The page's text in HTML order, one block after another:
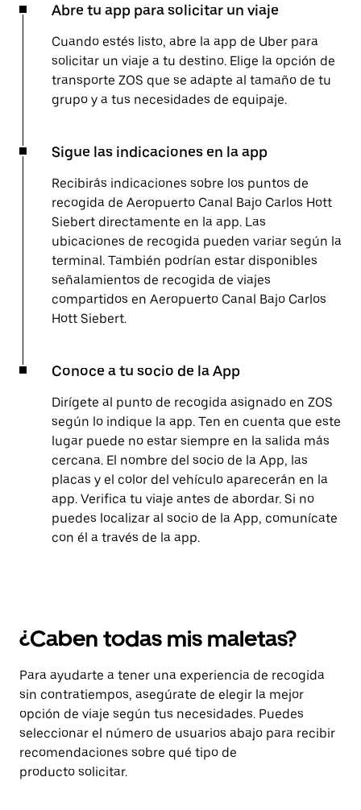
Abre tu app para solicitar un viaje
Cuando estés listo, abre la app de Uber para
solicitar un viaje a tu destino. Elige la opción de
transporte ZOS que se adapte al tamaño de tu
grupo y a tus necesidades de equipaje.
Sigue las indicaciones en la app
Recibirás indicaciones sobre los puntos de
recogida de Aeropuerto Canal Bajo Carlos Hott
Siebert directamente en la app. Las
ubicaciones de recogida pueden variar según la
terminal. También podrían estar disponibles
señalamientos de recogida de viajes
compartidos en Aeropuerto Canal Bajo Carlos
Hott Siebert.
Conoce a tu socio de la App
Dirígete al punto de recogida asignado en ZOS
según lo indique la app. Ten en cuenta que este
lugar puede no estar siempre en la salida más
cercana. El nombre del socio de la App, las
placas y el color del vehículo aparecerán en la
app. Verifica tu viaje antes de abordar. Si no
puedes localizar al socio de la App, comunícate
con él a través de la app.
¿Caben todas mis maletas?
Para ayudarte a tener una experiencia de recogida
sin contratiempos, asegúrate de elegir la mejor
opción de viaje según tus necesidades. Puedes
seleccionar el número de usuarios abajo para recibir
recomendaciones sobre qué tipo de
producto solicitar.